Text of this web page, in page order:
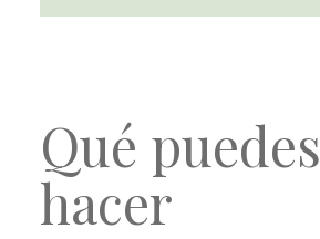
Qué puedes
hacer